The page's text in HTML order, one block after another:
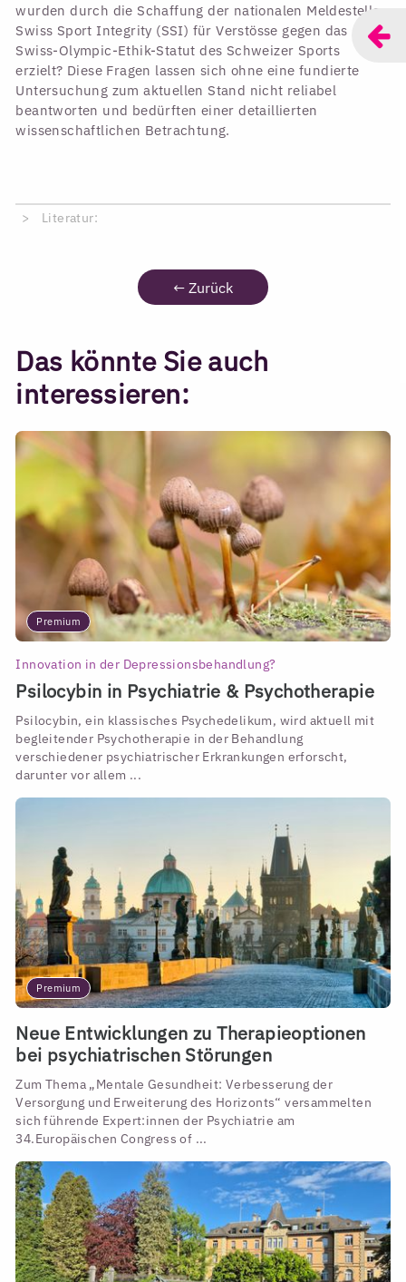
wurden durch die Schaffung der nationalen Meldestelle
Swiss Sport Integrity (SSI) für Verstösse gegen das
Swiss-Olympic-Ethik-Statut des Schweizer Sports
erzielt? Diese Fragen lassen sich ohne eine fundierte
Untersuchung zum aktuellen Stand nicht reliabel
beantworten und bedürften einer detaillierten
wissenschaftlichen Betrachtung.
Literatur:
← Zurück
Das könnte Sie auch
interessieren:
Premium
Innovation in der Depressionsbehandlung?
Psilocybin in Psychiatrie & Psychotherapie
Psilocybin, ein klassisches Psychedelikum, wird aktuell mit
begleitender Psychotherapie in der Behandlung
verschiedener psychiatrischer Erkrankungen erforscht,
darunter vor allem ...
Premium
Neue Entwicklungen zu Therapieoptionen
bei psychiatrischen Störungen
Zum Thema „Mentale Gesundheit: Verbesserung der
Versorgung und Erweiterung des Horizonts“ versammelten
sich führende Expert:innen der Psychiatrie am
34.Europäischen Congress of ...